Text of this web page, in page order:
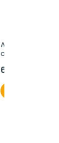
Aerostop, 20
comprimidos
6,40 €